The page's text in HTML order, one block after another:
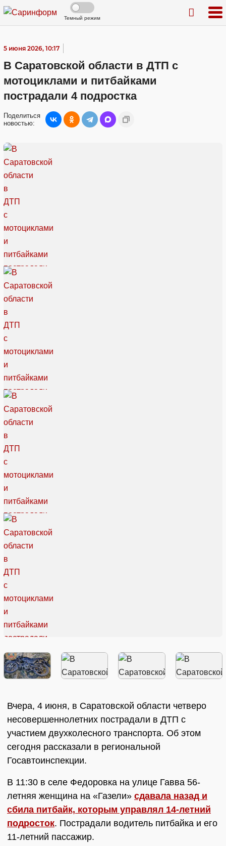
Темный режим
5 июня 2026, 10:17
В Саратовской области в ДТП с
мотоциклами и питбайками
пострадали 4 подростка
Поделиться
новостью:
Вчера, 4 июня, в Саратовской области четверо
несовершеннолетних пострадали в ДТП с
участием двухколесного транспорта. Об этом
сегодня рассказали в региональной
Госавтоинспекции.
В 11:30 в селе Федоровка на улице Гавва 56-
летняя женщина на «Газели» сдавала назад и
сбила питбайк, которым управлял 14-летний
подросток. Пострадали водитель питбайка и его
11-летний пассажир.